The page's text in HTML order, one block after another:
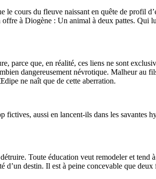
cours du fleuve naissant en quête de profil
à Diogène : Un animal à deux pattes. Qui
parce que, en réalité, ces liens ne sont
dangereusement névrotique. Malheur au
ne naît que de cette aberration.
aussi en lancent-ils dans les savantes
Toute éducation veut remodeler et tend
destin. Il est à peine concevable que